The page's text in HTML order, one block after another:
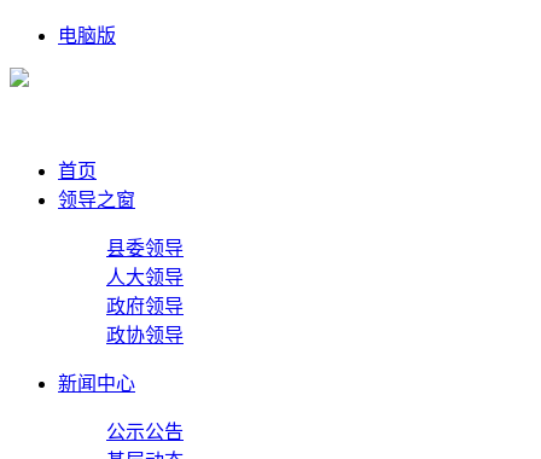
电脑版
首页
领导之窗
县委领导
人大领导
政府领导
政协领导
新闻中心
公示公告